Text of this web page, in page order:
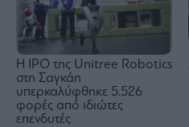
Η IPO της Unitree Robotics
στη Σαγκάη
υπερκαλύφθηκε 5.526
φορές από ιδιώτες
επενδυτές